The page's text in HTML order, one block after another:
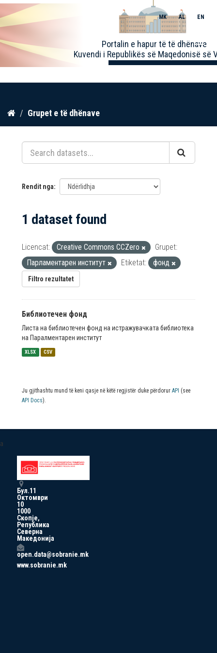
Kalo
përmbajtja
Portalin e hapur të të dhënave
Kuvendi i Republikës së Maqedonisë së
MK AL EN
Toggle
Grupet e të dhënave
Rendit nga
1 dataset found
Licencat: Creative Commons CCZero
Grupet:
Парламентарен институт
Etiketat: фонд
Filtro rezultatet
Библиотечен фонд
Листа на библиотечен фонд на истражувачката библиотека
на Паралментарен институт
XLSX CSV
Ju gjithashtu mund të keni qasje në këtë regjistër duke përdorur API (see
API Docs).
a
Бул.11
Октомври
10
1000
Скопје,
Република
Северна
Македонија
open.data@sobranie.mk
www.sobranie.mk